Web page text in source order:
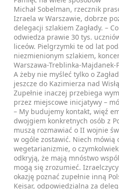
Michał Sobelman, rzecznik
Izraela w Warszawie, dobrze
delegacji szlakiem Zagłady. –
odwiedza prawie 30 tys.
liceów. Pielgrzymki te od lat
niezmienionym szlakiem,
Warszawa-Treblinka-Majdanek-
A żeby nie myśleć tylko o
jeszcze do Kazimierza nad
Zupełnie inaczej przebiega
przez miejscowe inicjatywy –
– My budujemy kontakt, więź
dwojgiem konkretnych osób z
muszą rozmawiać o II wojnie
w ogóle zostawić. Niech mówią
wegetarianizmie, o
odkryją, że mają mnóstwo
mogą się zrozumieć.
okazję poznać zupełnie inną
Keisar, odpowiedzialna za